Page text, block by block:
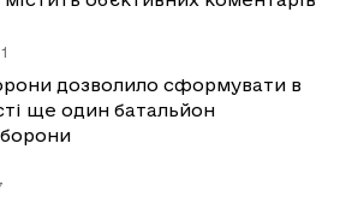
дозволило сформувати в
ще один батальйон